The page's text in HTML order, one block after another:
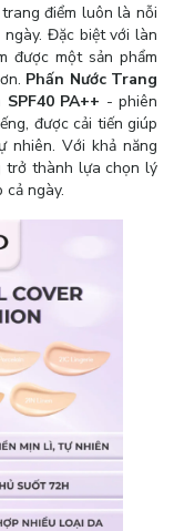
điểm luôn là nỗi
Đặc biệt với làn
được một sản phẩm
Phấn Nước Trang
PA++ - phiên
được cải tiến giúp
nhiên. Với khả năng
trở thành lựa chọn lý
ngày.